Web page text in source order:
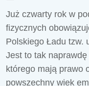
Już czwarty rok w
fizycznych
Polskiego Ładu tzw.
Jest to tak
którego mają prawo
powszechny wiek